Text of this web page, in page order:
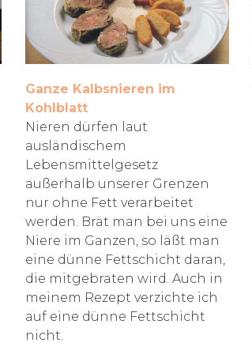
Ganze Kalbsnieren im
Kohlblatt
Nieren dürfen laut
ausländischem
Lebensmittelgesetz
außerhalb unserer Grenzen
nur ohne Fett verarbeitet
werden. Brät man bei uns eine
Niere im Ganzen, so läßt man
eine dünne Fettschicht daran,
die mitgebraten wird. Auch in
meinem Rezept verzichte ich
auf eine dünne Fettschicht
nicht.